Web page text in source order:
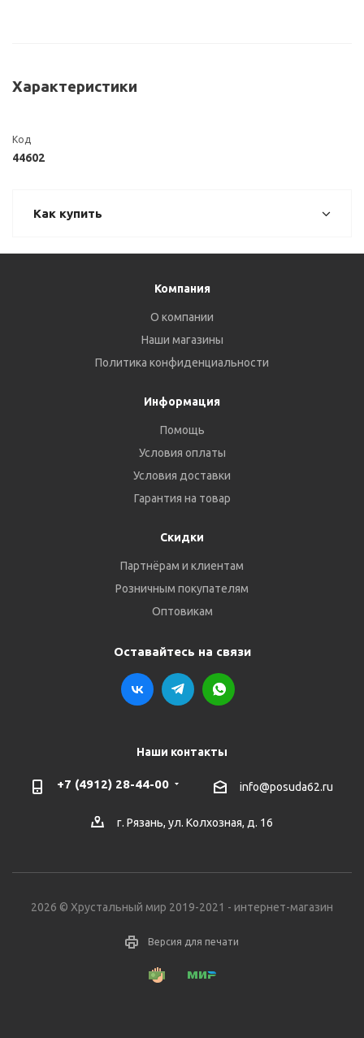
Характеристики
Код
44602
Как купить
Компания
О компании
Наши магазины
Политика конфиденциальности
Информация
Помощь
Условия оплаты
Условия доставки
Гарантия на товар
Скидки
Партнёрам и клиентам
Розничным покупателям
Оптовикам
Оставайтесь на связи
Наши контакты
+7 (4912) 28-44-00 info@posuda62.ru
г. Рязань, ул. Колхозная, д. 16
2026 © Хрустальный мир 2019-2021 - интернет-магазин
Версия для печати